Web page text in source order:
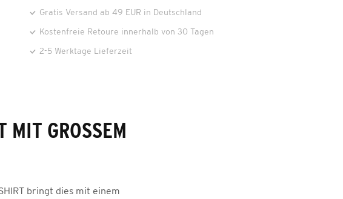
Gratis Versand ab 49 EUR in Deutschland
Kostenfreie Retoure innerhalb von 30 Tagen
2-5 Werktage Lieferzeit
GROSSEM L
bringt dies mit einem